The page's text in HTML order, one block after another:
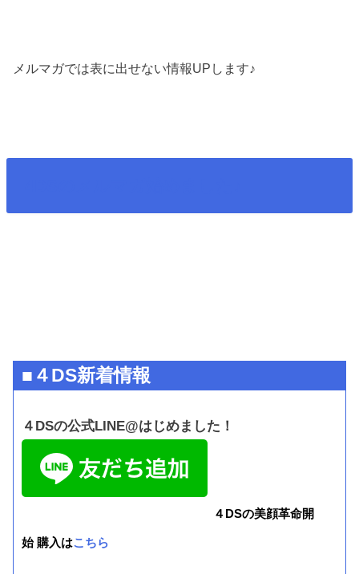
メルマガでは表に出せない情報UPします♪
■４DS新着情報
４DSの公式LINE@はじめました！
４DSの美顔革命開
始 購入はこちら